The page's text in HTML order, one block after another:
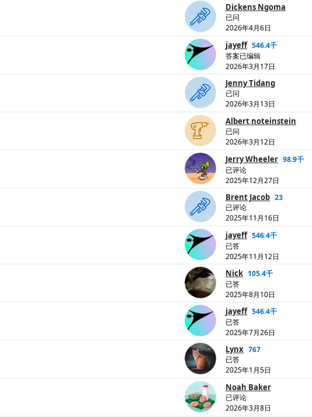
Dickens Ngoma
已问
2026年4月6日
jayeff 546.4千
答案已编辑
2026年3月17日
Jenny Tidang
已问
2026年3月13日
Albert noteinstein
已问
2026年3月12日
Jerry Wheeler 98.9千
已评论
2025年12月27日
Brent Jacob 23
已评论
2025年11月16日
jayeff 546.4千
已答
2025年11月12日
Nick 105.4千
已答
2025年8月10日
jayeff 546.4千
已答
2025年7月26日
Lynx 767
已答
2025年1月5日
Noah Baker
已评论
2026年3月8日